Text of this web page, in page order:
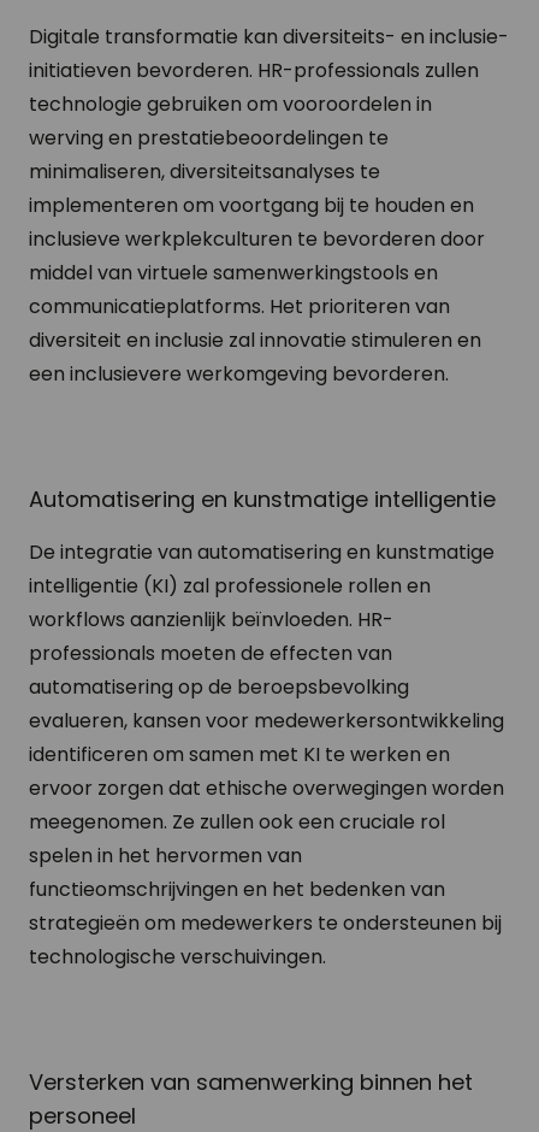
Digitale transformatie kan diversiteits- en inclusie-
initiatieven bevorderen. HR-professionals zullen
technologie gebruiken om vooroordelen in
werving en prestatiebeoordelingen te
minimaliseren, diversiteitsanalyses te
implementeren om voortgang bij te houden en
inclusieve werkplekculturen te bevorderen door
middel van virtuele samenwerkingstools en
communicatieplatforms. Het prioriteren van
diversiteit en inclusie zal innovatie stimuleren en
een inclusievere werkomgeving bevorderen.
Automatisering en kunstmatige intelligentie
De integratie van automatisering en kunstmatige
intelligentie (KI) zal professionele rollen en
workflows aanzienlijk beïnvloeden. HR-
professionals moeten de effecten van
automatisering op de beroepsbevolking
evalueren, kansen voor medewerkersontwikkeling
identificeren om samen met KI te werken en
ervoor zorgen dat ethische overwegingen worden
meegenomen. Ze zullen ook een cruciale rol
spelen in het hervormen van
functieomschrijvingen en het bedenken van
strategieën om medewerkers te ondersteunen bij
technologische verschuivingen.
Versterken van samenwerking binnen het
personeel